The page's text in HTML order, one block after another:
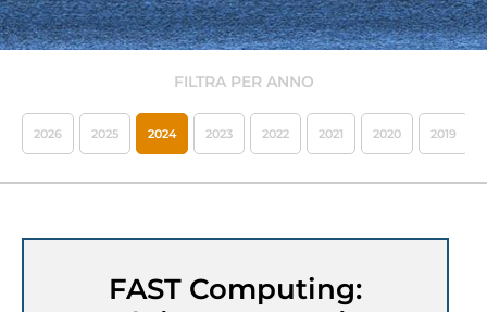
FILTRA PER ANNO
2026 2025 2024 2023 2022 2021 2020 2019
FAST Computing: